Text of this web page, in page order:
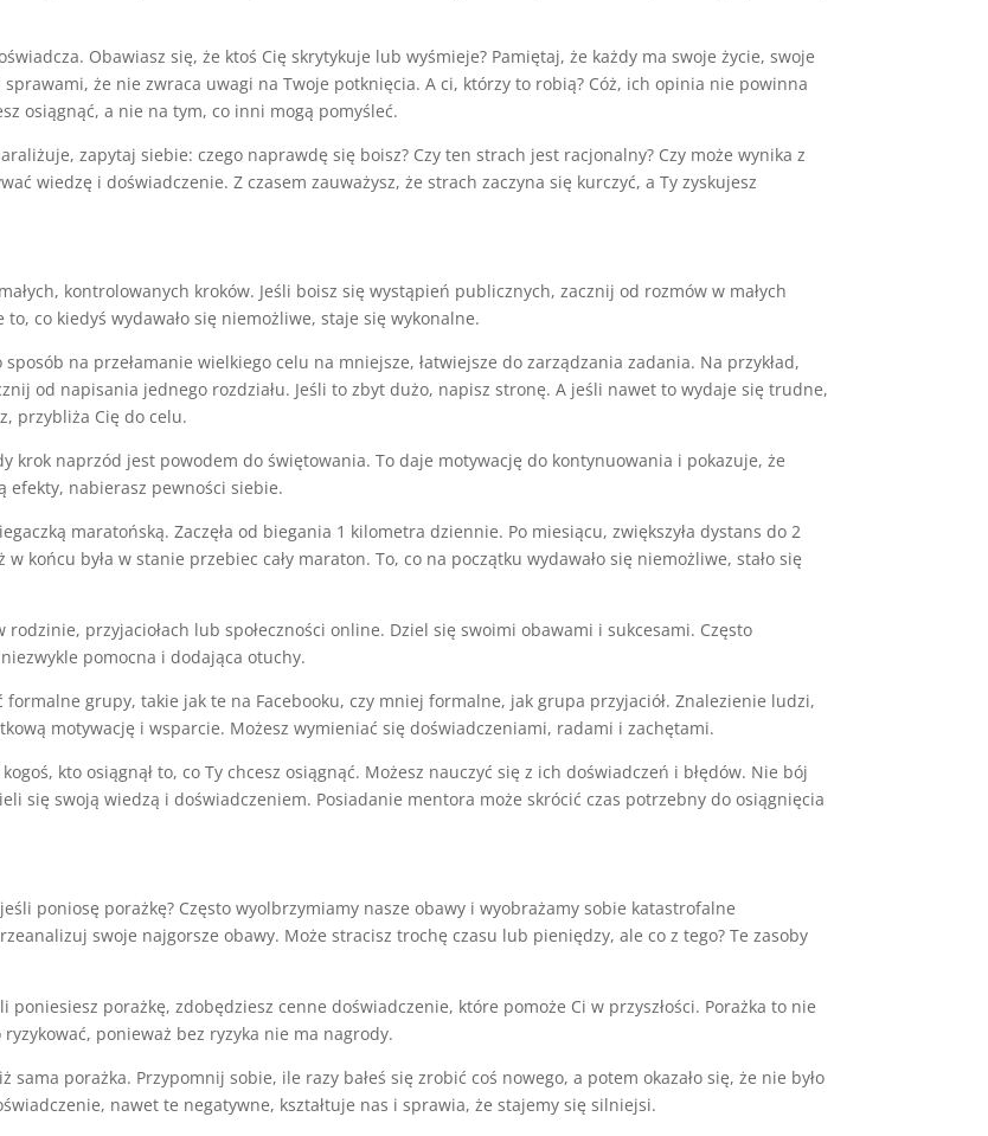
Obawiasz się, że ktoś Cię skrytykuje lub wyśmieje? Pamiętaj, że każdy ma swoje życie, swoje
że nie zwraca uwagi na Twoje potknięcia. A ci, którzy to robią? Cóż, ich opinia nie powinna
osiągnąć, a nie na tym, co inni mogą pomyśleć.
zapytaj siebie: czego naprawdę się boisz? Czy ten strach jest racjonalny? Czy może wynika z
wiedzę i doświadczenie. Z czasem zauważysz, że strach zaczyna się kurczyć, a Ty zyskujesz
kontrolowanych kroków. Jeśli boisz się wystąpień publicznych, zacznij od rozmów w małych
co kiedyś wydawało się niemożliwe, staje się wykonalne.
na przełamanie wielkiego celu na mniejsze, łatwiejsze do zarządzania zadania. Na przykład,
od napisania jednego rozdziału. Jeśli to zbyt dużo, napisz stronę. A jeśli nawet to wydaje się trudne,
przybliża Cię do celu.
krok naprzód jest powodem do świętowania. To daje motywację do kontynuowania i pokazuje, że
efekty, nabierasz pewności siebie.
maratońską. Zaczęła od biegania 1 kilometra dziennie. Po miesiącu, zwiększyła dystans do 2
końcu była w stanie przebiec cały maraton. To, co na początku wydawało się niemożliwe, stało się
przyjaciołach lub społeczności online. Dziel się swoimi obawami i sukcesami. Często
pomocna i dodająca otuchy.
grupy, takie jak te na Facebooku, czy mniej formalne, jak grupa przyjaciół. Znalezienie ludzi,
motywację i wsparcie. Możesz wymieniać się doświadczeniami, radami i zachętami.
kto osiągnął to, co Ty chcesz osiągnąć. Możesz nauczyć się z ich doświadczeń i błędów. Nie bój
się swoją wiedzą i doświadczeniem. Posiadanie mentora może skrócić czas potrzebny do osiągnięcia
poniosę porażkę? Często wyolbrzymiamy nasze obawy i wyobrażamy sobie katastrofalne
swoje najgorsze obawy. Może stracisz trochę czasu lub pieniędzy, ale co z tego? Te zasoby
porażkę, zdobędziesz cenne doświadczenie, które pomoże Ci w przyszłości. Porażka to nie
ponieważ bez ryzyka nie ma nagrody.
porażka. Przypomnij sobie, ile razy bałeś się zrobić coś nowego, a potem okazało się, że nie było
nawet te negatywne, kształtuje nas i sprawia, że stajemy się silniejsi.